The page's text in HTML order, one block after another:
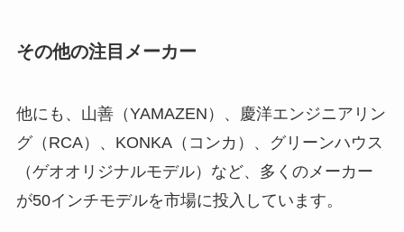
その他の注目メーカー
他にも、山善（YAMAZEN）、慶洋エンジニアリン
グ（RCA）、KONKA（コンカ）、グリーンハウス
（ゲオオリジナルモデル）など、多くのメーカー
が50インチモデルを市場に投入しています。